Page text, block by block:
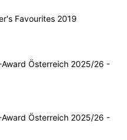
Favourites 2019
Award Österreich 2025/26 -
Award Österreich 2025/26 -